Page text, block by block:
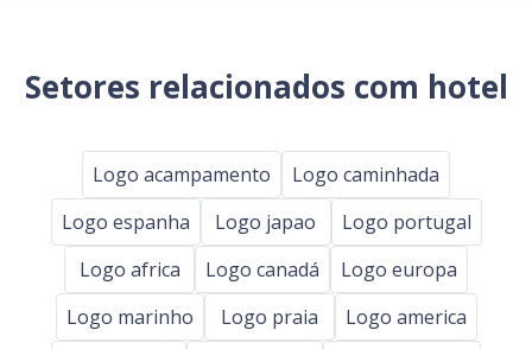
Setores relacionados com hotel
Logo acampamento
Logo caminhada
Logo espanha
Logo japao
Logo portugal
Logo africa
Logo canadá
Logo europa
Logo marinho
Logo praia
Logo america